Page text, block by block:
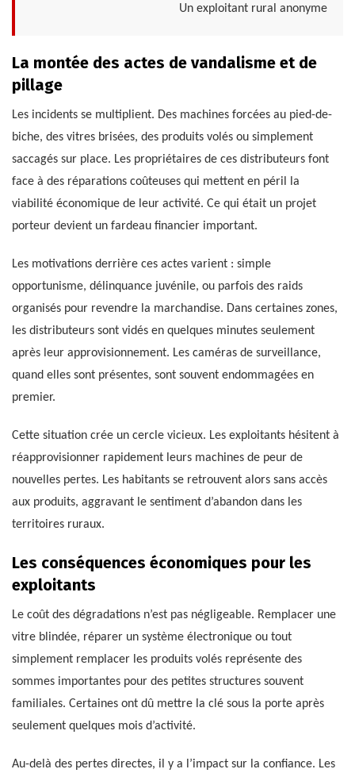
Un exploitant rural anonyme
La montée des actes de vandalisme et de
pillage
Les incidents se multiplient. Des machines forcées au pied-de-
biche, des vitres brisées, des produits volés ou simplement
saccagés sur place. Les propriétaires de ces distributeurs font
face à des réparations coûteuses qui mettent en péril la
viabilité économique de leur activité. Ce qui était un projet
porteur devient un fardeau financier important.
Les motivations derrière ces actes varient : simple
opportunisme, délinquance juvénile, ou parfois des raids
organisés pour revendre la marchandise. Dans certaines zones,
les distributeurs sont vidés en quelques minutes seulement
après leur approvisionnement. Les caméras de surveillance,
quand elles sont présentes, sont souvent endommagées en
premier.
Cette situation crée un cercle vicieux. Les exploitants hésitent à
réapprovisionner rapidement leurs machines de peur de
nouvelles pertes. Les habitants se retrouvent alors sans accès
aux produits, aggravant le sentiment d’abandon dans les
territoires ruraux.
Les conséquences économiques pour les
exploitants
Le coût des dégradations n’est pas négligeable. Remplacer une
vitre blindée, réparer un système électronique ou tout
simplement remplacer les produits volés représente des
sommes importantes pour des petites structures souvent
familiales. Certaines ont dû mettre la clé sous la porte après
seulement quelques mois d’activité.
Au-delà des pertes directes, il y a l’impact sur la confiance. Les